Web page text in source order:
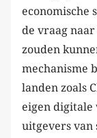
economische
de vraag
zouden
mechanisme
landen zoals
eigen
uitgevers van